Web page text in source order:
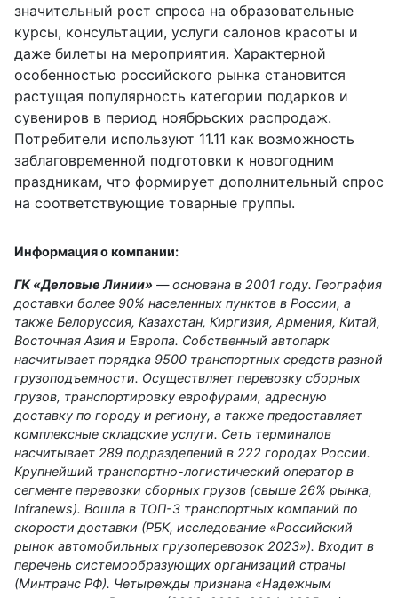
значительный рост спроса на образовательные
курсы, консультации, услуги салонов красоты и
даже билеты на мероприятия. Характерной
особенностью российского рынка становится
растущая популярность категории подарков и
сувениров в период ноябрьских распродаж.
Потребители используют 11.11 как возможность
заблаговременной подготовки к новогодним
праздникам, что формирует дополнительный спрос
на соответствующие товарные группы.
Информация о компании:
ГК «Деловые Линии» — основана в 2001 году. География
доставки более 90% населенных пунктов в России, а
также Белоруссия, Казахстан, Киргизия, Армения, Китай,
Восточная Азия и Европа. Собственный автопарк
насчитывает порядка 9500 транспортных средств разной
грузоподъемности. Осуществляет перевозку сборных
грузов, транспортировку еврофурами, адресную
доставку по городу и региону, а также предоставляет
комплексные складские услуги. Сеть терминалов
насчитывает 289 подразделений в 222 городах России.
Крупнейший транспортно-логистический оператор в
сегменте перевозки сборных грузов (свыше 26% рынка,
Infranews). Вошла в ТОП-3 транспортных компаний по
скорости доставки (РБК, исследование «Российский
рынок автомобильных грузоперевозок 2023»). Входит в
перечень системообразующих организаций страны
(Минтранс РФ). Четырежды признана «Надежным